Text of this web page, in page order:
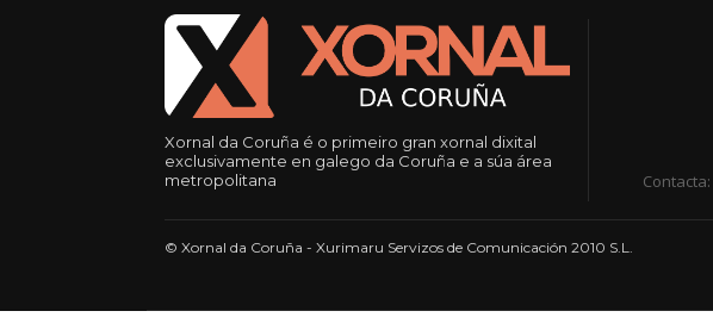
Xornal da Coruña é o primeiro gran xornal dixital
exclusivamente en galego da Coruña e a súa área
metropolitana
Contacta:
© Xornal da Coruña - Xurimaru Servizos de Comunicación 2010 S.L.